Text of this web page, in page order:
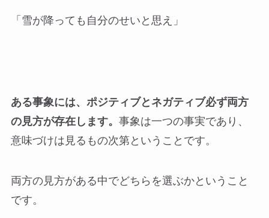
「雪が降っても自分のせいと思え」
ある事象には、ポジティブとネガティブ必ず両方
の見方が存在します。 事象は一つの事実であり、
意味づけは見るもの次第ということです。
両方の見方がある中でどちらを選ぶかということ
です。